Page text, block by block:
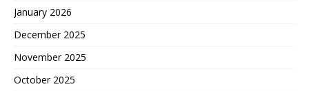
January 2026
December 2025
November 2025
October 2025